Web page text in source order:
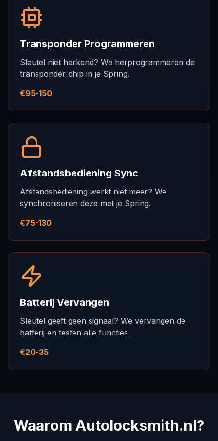
Transponder Programmeren
Sleutel niet herkend? We herprogrammeren de
transponder chip in je Spring.
€95-150
Afstandsbediening Sync
Afstandsbediening werkt niet meer? We
synchroniseren deze met je Spring.
€75-130
Batterij Vervangen
Sleutel geeft geen signaal? We vervangen de
batterij en testen alle functies.
€20-35
Waarom Autolocksmith.nl?